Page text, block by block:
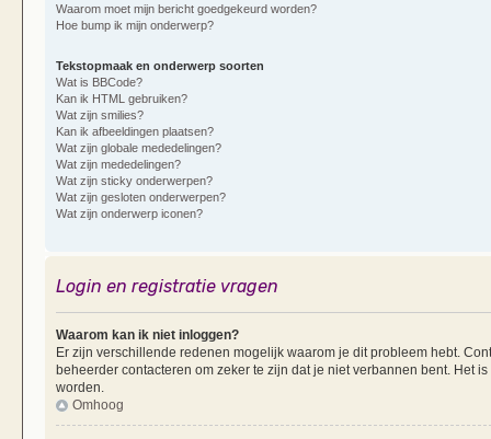
Waarom moet mijn bericht goedgekeurd worden?
Hoe bump ik mijn onderwerp?
Tekstopmaak en onderwerp soorten
Wat is BBCode?
Kan ik HTML gebruiken?
Wat zijn smilies?
Kan ik afbeeldingen plaatsen?
Wat zijn globale mededelingen?
Wat zijn mededelingen?
Wat zijn sticky onderwerpen?
Wat zijn gesloten onderwerpen?
Wat zijn onderwerp iconen?
Login en registratie vragen
Waarom kan ik niet inloggen?
Er zijn verschillende redenen mogelijk waarom je dit probleem hebt.
beheerder contacteren om zeker te zijn dat je niet verbannen bent. Het
worden.
Omhoog